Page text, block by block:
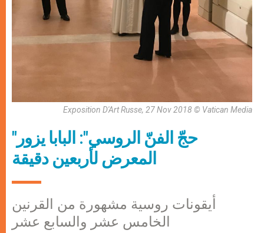
Exposition D'Art Russe, 27 Nov 2018 © Vatican Media
"حجّ الفنّ الروسي": البابا يزور
المعرض لأربعين دقيقة
أيقونات روسية مشهورة من القرنين
الخامس عشر والسابع عشر